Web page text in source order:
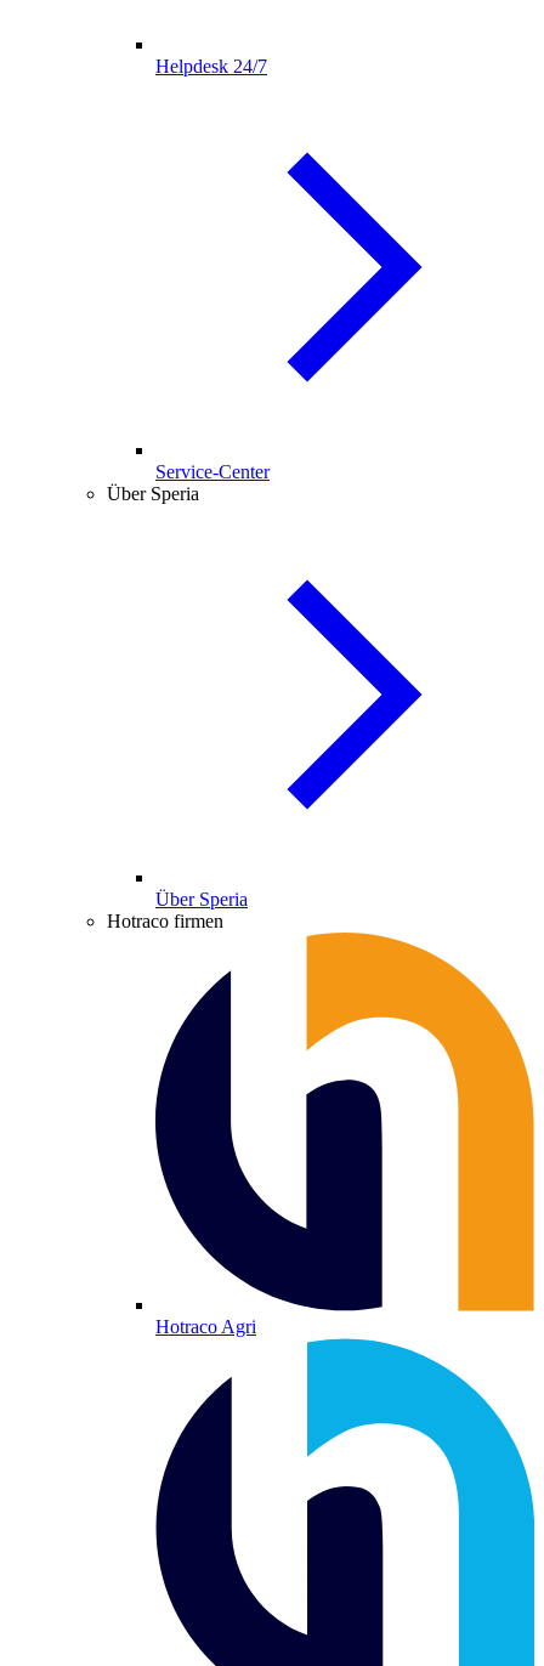
Helpdesk 24/7
Service-Center
Über Speria
Über Speria
Hotraco firmen
Hotraco Agri